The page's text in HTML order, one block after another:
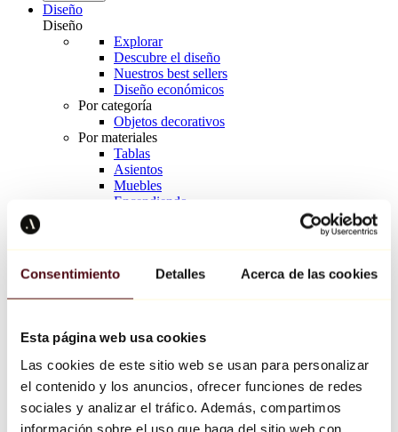
Consentimiento Detalles Acerca de las cookies
Esta página web usa cookies
Las cookies de este sitio web se usan para personalizar
el contenido y los anuncios, ofrecer funciones de redes
sociales y analizar el tráfico. Además, compartimos
información sobre el uso que haga del sitio web con
Diseño
Diseño
Explorar
Descubre el diseño
Nuestros best sellers
Diseño económicos
Por categoría
Objetos decorativos
Por materiales
Tablas
Asientos
Muebles
Encendiendo
Richard Orlinski
Keith Haring
Jeff Koons
Jean-Michel Basquiat
Todos los diseñadores
Obra de la semana